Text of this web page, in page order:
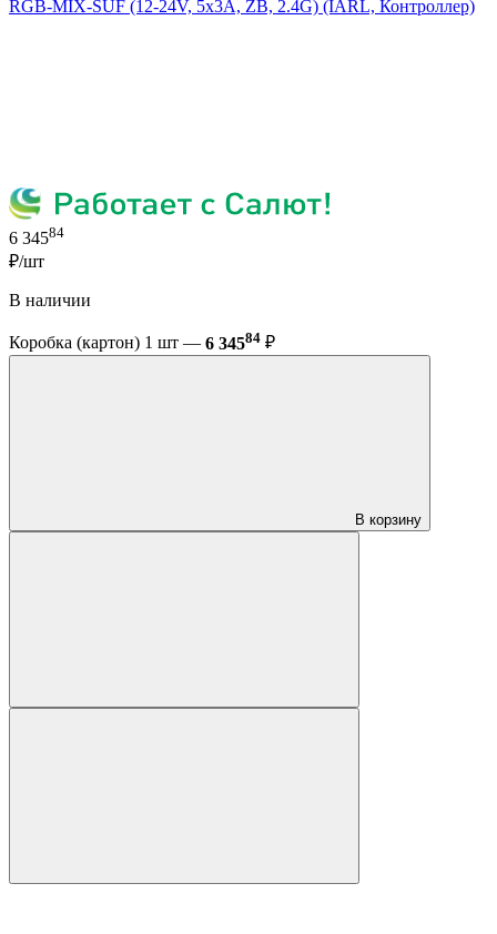
RGB-MIX-SUF (12-24V, 5x3A, ZB, 2.4G) (IARL, Контроллер)
6 34584
₽/шт
В наличии
Коробка (картон) 1 шт — 6 34584 ₽
В корзину